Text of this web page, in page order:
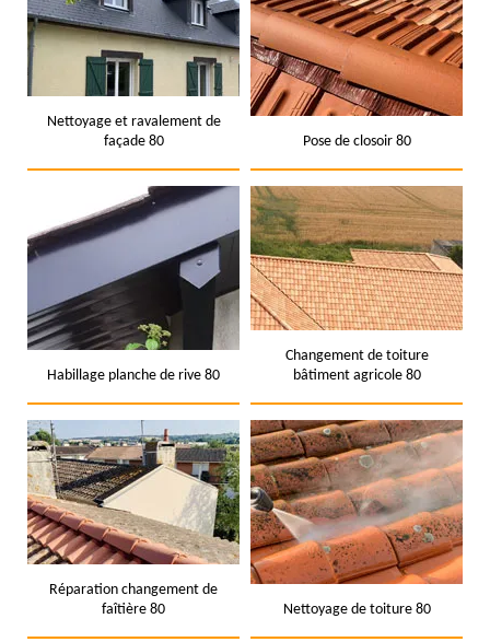
Nettoyage et ravalement de
façade 80
Pose de closoir 80
Habillage planche de rive 80
Changement de toiture
bâtiment agricole 80
Réparation changement de
faîtière 80
Nettoyage de toiture 80